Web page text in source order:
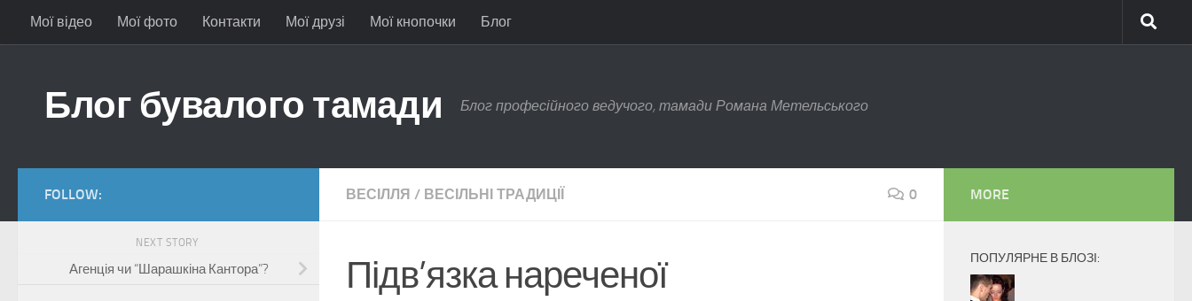
Skip to content
Мої відео Мої фото Контакти Мої друзі Мої кнопочки Блог
Блог бувалого тамади Блог професійного ведучого, тамади Романа Метельського
ВЕСІЛЛЯ / ВЕСІЛЬНІ ТРАДИЦІЇ 0
Підв’язка нареченої
FOLLOW:
NEXT STORY
Агенція чи “Шарашкіна Кантора”?
MORE
ПОПУЛЯРНЕ В БЛОЗІ: